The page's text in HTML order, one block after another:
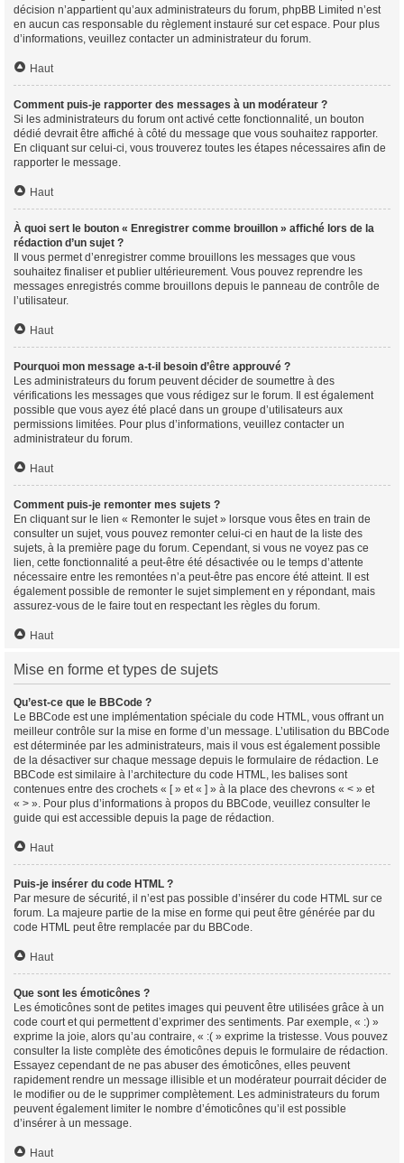
décision n’appartient qu’aux administrateurs du forum, phpBB Limited n’est
en aucun cas responsable du règlement instauré sur cet espace. Pour plus
d’informations, veuillez contacter un administrateur du forum.
Haut
Comment puis-je rapporter des messages à un modérateur ?
Si les administrateurs du forum ont activé cette fonctionnalité, un bouton
dédié devrait être affiché à côté du message que vous souhaitez rapporter.
En cliquant sur celui-ci, vous trouverez toutes les étapes nécessaires afin de
rapporter le message.
Haut
À quoi sert le bouton « Enregistrer comme brouillon » affiché lors de la
rédaction d’un sujet ?
Il vous permet d’enregistrer comme brouillons les messages que vous
souhaitez finaliser et publier ultérieurement. Vous pouvez reprendre les
messages enregistrés comme brouillons depuis le panneau de contrôle de
l’utilisateur.
Haut
Pourquoi mon message a-t-il besoin d’être approuvé ?
Les administrateurs du forum peuvent décider de soumettre à des
vérifications les messages que vous rédigez sur le forum. Il est également
possible que vous ayez été placé dans un groupe d’utilisateurs aux
permissions limitées. Pour plus d’informations, veuillez contacter un
administrateur du forum.
Haut
Comment puis-je remonter mes sujets ?
En cliquant sur le lien « Remonter le sujet » lorsque vous êtes en train de
consulter un sujet, vous pouvez remonter celui-ci en haut de la liste des
sujets, à la première page du forum. Cependant, si vous ne voyez pas ce
lien, cette fonctionnalité a peut-être été désactivée ou le temps d’attente
nécessaire entre les remontées n’a peut-être pas encore été atteint. Il est
également possible de remonter le sujet simplement en y répondant, mais
assurez-vous de le faire tout en respectant les règles du forum.
Haut
Mise en forme et types de sujets
Qu’est-ce que le BBCode ?
Le BBCode est une implémentation spéciale du code HTML, vous offrant un
meilleur contrôle sur la mise en forme d’un message. L’utilisation du BBCode
est déterminée par les administrateurs, mais il vous est également possible
de la désactiver sur chaque message depuis le formulaire de rédaction. Le
BBCode est similaire à l’architecture du code HTML, les balises sont
contenues entre des crochets « [ » et « ] » à la place des chevrons « < » et
« > ». Pour plus d’informations à propos du BBCode, veuillez consulter le
guide qui est accessible depuis la page de rédaction.
Haut
Puis-je insérer du code HTML ?
Par mesure de sécurité, il n’est pas possible d’insérer du code HTML sur ce
forum. La majeure partie de la mise en forme qui peut être générée par du
code HTML peut être remplacée par du BBCode.
Haut
Que sont les émoticônes ?
Les émoticônes sont de petites images qui peuvent être utilisées grâce à un
code court et qui permettent d’exprimer des sentiments. Par exemple, « :) »
exprime la joie, alors qu’au contraire, « :( » exprime la tristesse. Vous pouvez
consulter la liste complète des émoticônes depuis le formulaire de rédaction.
Essayez cependant de ne pas abuser des émoticônes, elles peuvent
rapidement rendre un message illisible et un modérateur pourrait décider de
le modifier ou de le supprimer complètement. Les administrateurs du forum
peuvent également limiter le nombre d’émoticônes qu’il est possible
d’insérer à un message.
Haut